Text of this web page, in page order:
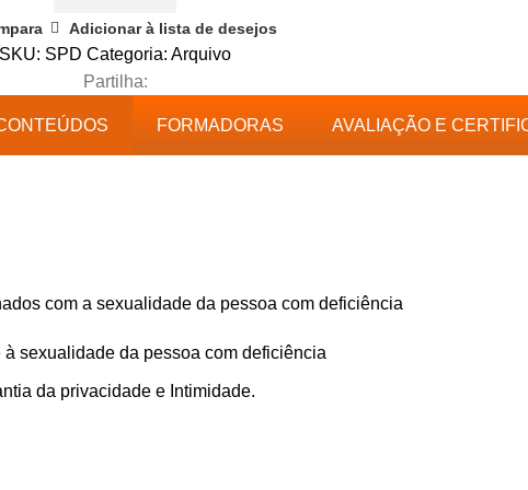
Adicionar à lista de desejos
SKU: SPDCategoria: Arquivo
Partilha:
FORMADORAS AVALIAÇÃO E
com a sexualidade da pessoa com deficiência
sexualidade da pessoa com deficiência
da privacidade e Intimidade.